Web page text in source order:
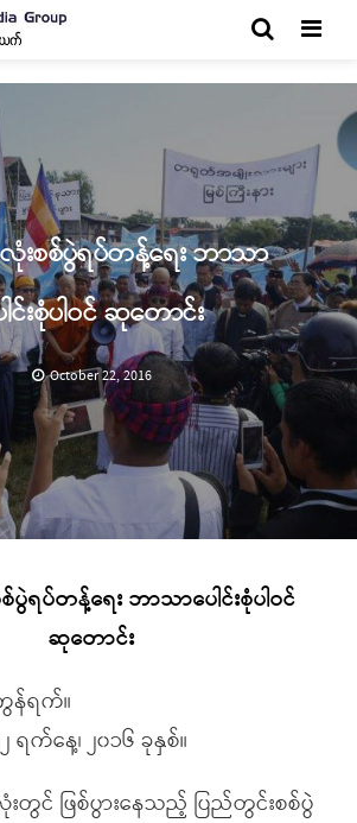
းစစ်ပွဲရပ်တန့်ရေး ဘာသာ
င်းစုံပါဝင် ဆုတောင်း
October 22, 2016
ရပ်တန့်ရေး ဘာသာပေါင်းစုံပါဝင်
ဆုတောင်း
န်ရက်။
နေ့၊ ၂၀၁၆ ခုနှစ်။
းတွင် ဖြစ်ပွားနေသည့် ပြည်တွင်းစစ်ပွဲ